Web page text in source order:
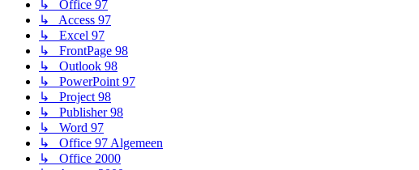
↳ Office 97
↳ Access 97
↳ Excel 97
↳ FrontPage 98
↳ Outlook 98
↳ PowerPoint 97
↳ Project 98
↳ Publisher 98
↳ Word 97
↳ Office 97 Algemeen
↳ Office 2000